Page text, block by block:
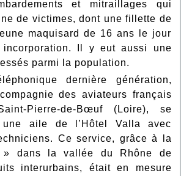
et mitraillages qui
de victimes, dont une fillette de
maquisard de 16 ans le jour
incorporation. Il y eut aussi une
parmi la population.
dernière génération,
des aviateurs français
Pierre-de-Bœuf (Loire), se
une aile de l’Hôtel Valla avec
Ce service, grâce à la
dans la vallée du Rhône de
interurbains, était en mesure